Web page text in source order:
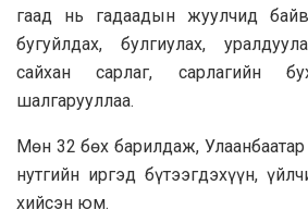
гаад нь гадаадын жуулчид
бугуйлдах, булгиулах,
сайхан сарлаг, сарлагийн
шалгарууллаа.
Мөн 32 бөх барилдаж,
нутгийн иргэд бүтээгдэхүүн,
хийсэн юм.